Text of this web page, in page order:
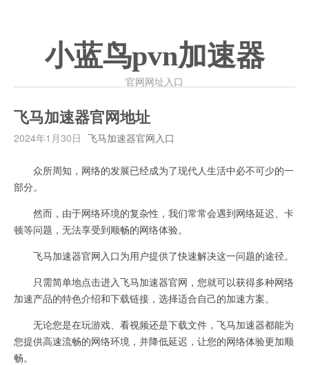
小蓝鸟pvn加速器
官网网址入口
飞马加速器官网地址
2024年1月30日 飞马加速器官网入口
众所周知，网络的发展已经成为了现代人生活中必不可少的一
部分。
然而，由于网络环境的复杂性，我们常常会遇到网络延迟、卡
顿等问题，无法享受到顺畅的网络体验。
飞马加速器官网入口为用户提供了快速解决这一问题的途径。
只需简单地点击进入飞马加速器官网，您就可以获得多种网络
加速产品的特色介绍和下载链接，选择适合自己的加速方案。
无论您是在玩游戏、看视频还是下载文件，飞马加速器都能为
您提供高速流畅的网络环境，并降低延迟，让您的网络体验更加顺
畅。